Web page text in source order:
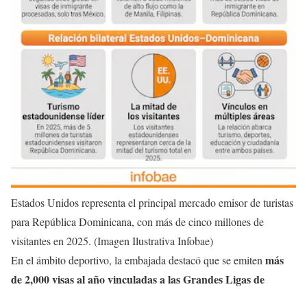
Estados Unidos representa el principal mercado emisor de turistas
para República Dominicana, con más de cinco millones de
visitantes en 2025. (Imagen Ilustrativa Infobae)
En el ámbito deportivo, la embajada destacó que se emiten más
de 2,000 visas al año vinculadas a las Grandes Ligas de